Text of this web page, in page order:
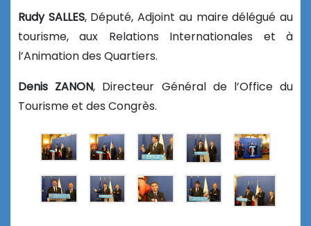
Rudy SALLES, Député, Adjoint au maire délégué au
tourisme, aux Relations Internationales et à
l’Animation des Quartiers.
Denis ZANON, Directeur Général de l’Office du
Tourisme et des Congrès.